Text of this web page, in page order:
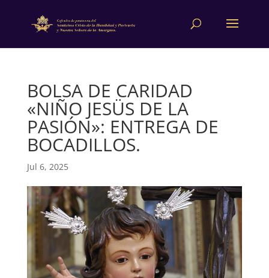
BOLSA DE CARIDAD
«NIÑO JESÜS DE LA
PASIÓN»: ENTREGA DE
BOCADILLOS.
Jul 6, 2025